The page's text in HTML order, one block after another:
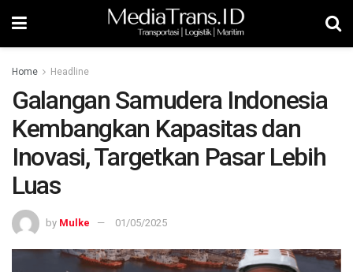
Home Headline
Galangan Samudera Indonesia
Kembangkan Kapasitas dan
Inovasi, Targetkan Pasar Lebih
Luas
by Mulke 01/05/2025